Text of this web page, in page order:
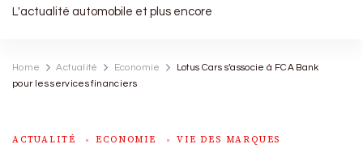
L'actualité automobile et plus encore
Home Actualité Economie
Lotus Cars s’associe à FCA Bank
pour les services financiers
ACTUALITÉ ECONOMIE VIE DES MARQUES